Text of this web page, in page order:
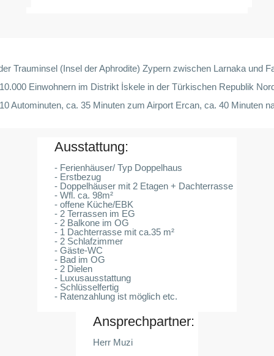
Trauminsel (Insel der Aphrodite) Zypern zwischen Larnaka und
Einwohnern im Distrikt İskele in der Türkischen Republik
Autominuten, ca. 35 Minuten zum Airport Ercan, ca. 40 Minuten
Ausstattung:
- Ferienhäuser/ Typ Doppelhaus
- Erstbezug
- Doppelhäuser mit 2 Etagen + Dachterrasse
- Wfl. ca. 98m²
- offene Küche/EBK
- 2 Terrassen im EG
- 2 Balkone im OG
- 1 Dachterrasse mit ca.35 m²
- 2 Schlafzimmer
- Gäste-WC
- Bad im OG
- 2 Dielen
- Luxusausstattung
- Schlüsselfertig
- Ratenzahlung ist möglich etc.
Ansprechpartner:
Herr Muzi